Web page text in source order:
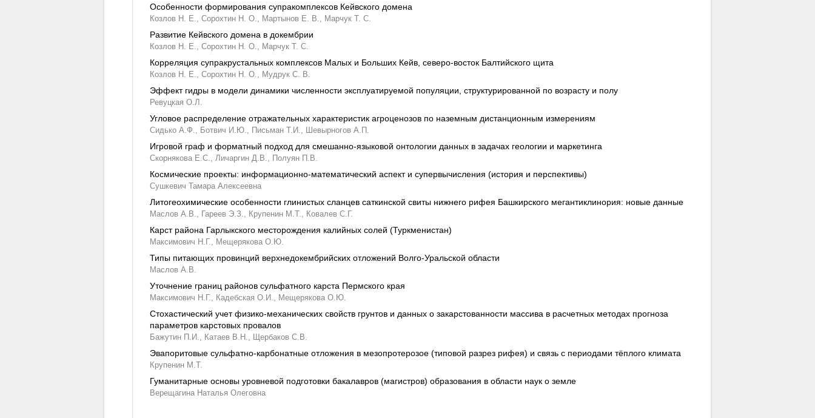
Особенности формирования супракомплексов Кейвского домена
Козлов Н. Е., Сорохтин Н. О., Мартынов Е. В., Марчук Т. С.
Развитие Кейвского домена в докембрии
Козлов Н. Е., Сорохтин Н. О., Марчук Т. С.
Корреляция супракрустальных комплексов Малых и Больших Кейв, северо-восток Балтийского щита
Козлов Н. Е., Сорохтин Н. О., Мудрук С. В.
Эффект гидры в модели динамики численности эксплуатируемой популяции, структурированной по возрасту и полу
Ревуцкая О.Л.
Угловое распределение отражательных характеристик агроценозов по наземным дистанционным измерениям
Сидько А.Ф., Ботвич И.Ю., Письман Т.И., Шевырногов А.П.
Игровой граф и форматный подход для смешанно-языковой онтологии данных в задачах геологии и маркетинга
Скорнякова Е.С., Личаргин Д.В., Полуян П.В.
Космические проекты: информационно-математический аспект и супервычисления (история и перспективы)
Сушкевич Тамара Алексеевна
Литогеохимические особенности глинистых сланцев саткинской свиты нижнего рифея Башкирского мегантиклинория: новые данные
Маслов А.В., Гареев Э.З., Крупенин М.Т., Ковалев С.Г.
Карст района Гарлыкского месторождения калийных солей (Туркменистан)
Максимович Н.Г., Мещерякова О.Ю.
Типы питающих провинций верхнедокембрийских отложений Волго-Уральской области
Маслов А.В.
Уточнение границ районов сульфатного карста Пермского края
Максимович Н.Г., Кадебская О.И., Мещерякова О.Ю.
Стохастический учет физико-механических свойств грунтов и данных о закарстованности массива в расчетных методах прогноза
параметров карстовых провалов
Бажутин П.И., Катаев В.Н., Щербаков С.В.
Эвапоритовые сульфатно-карбонатные отложения в мезопротерозое (типовой разрез рифея) и связь с периодами тёплого климата
Крупенин М.Т.
Гуманитарные основы уровневой подготовки бакалавров (магистров) образования в области наук о земле
Верещагина Наталья Олеговна